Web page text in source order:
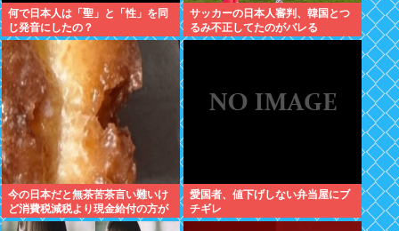
何で日本人は「聖」と「性」を同
じ発音にしたの？
サッカーの日本人審判、韓国とつ
るみ不正してたのがバレる
今の日本だと無茶苦茶言い難いけ
ど消費税減税より現金給付の方が
嬉しい件
愛国者、値下げしない弁当屋にブ
チギレ